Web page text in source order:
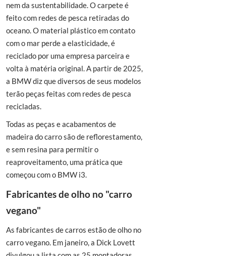
nem da sustentabilidade. O carpete é
feito com redes de pesca retiradas do
oceano. O material plástico em contato
com o mar perde a elasticidade, é
reciclado por uma empresa parceira e
volta à matéria original. A partir de 2025,
a BMW diz que diversos de seus modelos
terão peças feitas com redes de pesca
recicladas.
Todas as peças e acabamentos de
madeira do carro são de reflorestamento,
e sem resina para permitir o
reaproveitamento, uma prática que
começou com o BMW i3.
Fabricantes de olho no "carro
vegano"
As fabricantes de carros estão de olho no
carro vegano. Em janeiro, a Dick Lovett